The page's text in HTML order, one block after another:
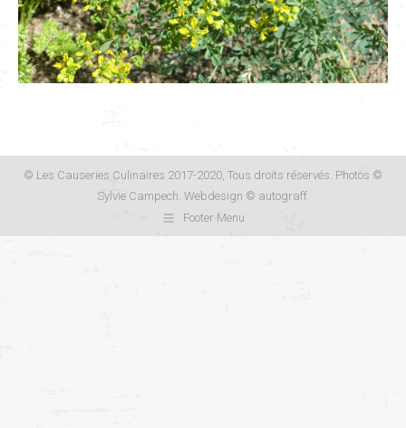
© Les Causeries Culinaires 2017-2020, Tous droits réservés. Photos ©
Sylvie Campech. Webdesign © autograff.
Footer Menu